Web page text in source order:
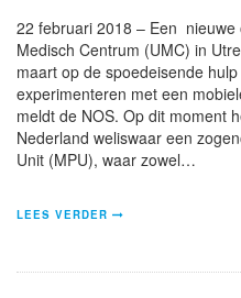
22 februari 2018 – Een
Medisch Centrum (UMC) in
maart op de spoedeisende
experimenteren met een
meldt de NOS. Op dit moment
Nederland weliswaar een
Unit (MPU), waar zowel…
LEES VERDER